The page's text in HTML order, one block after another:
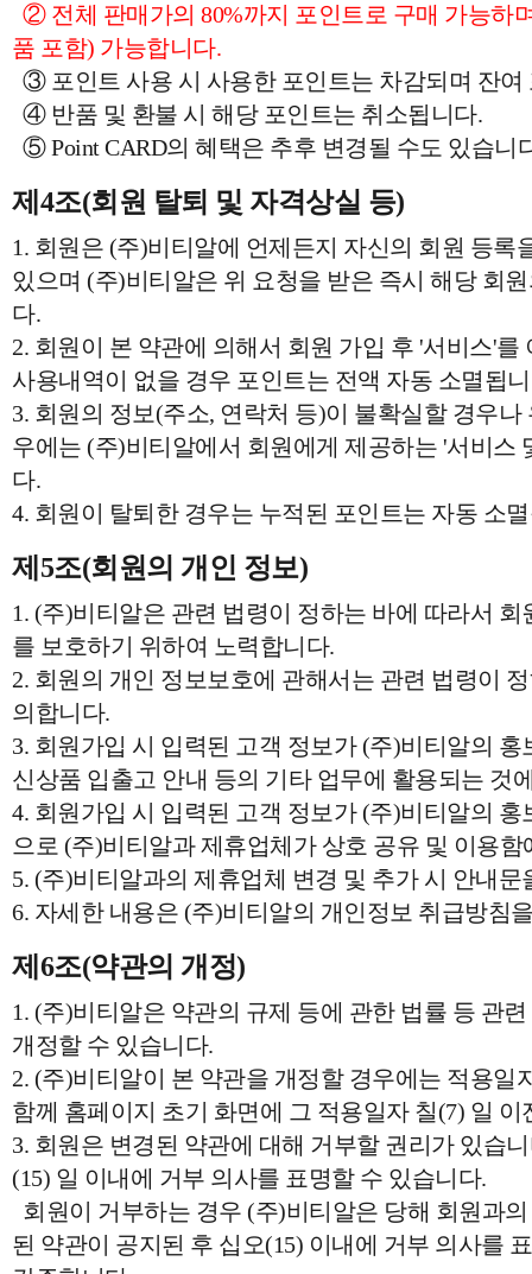
② 전체 판매가의 80%까지 포인트로 구매 가능하
품 포함) 가능합니다.
③ 포인트 사용 시 사용한 포인트는 차감되며 잔여
④ 반품 및 환불 시 해당 포인트는 취소됩니다.
⑤ Point CARD의 혜택은 추후 변경될 수도 있습니
제4조(회원 탈퇴 및 자격상실 등)
1. 회원은 (주)비티알에 언제든지 자신의 회원 등록
있으며 (주)비티알은 위 요청을 받은 즉시 해당 회
다.
2. 회원이 본 약관에 의해서 회원 가입 후 '서비스'
사용내역이 없을 경우 포인트는 전액 자동 소멸됩
3. 회원의 정보(주소, 연락처 등)이 불확실할 경우
우에는 (주)비티알에서 회원에게 제공하는 '서비스
다.
4. 회원이 탈퇴한 경우는 누적된 포인트는 자동 소
제5조(회원의 개인 정보)
1. (주)비티알은 관련 법령이 정하는 바에 따라서
를 보호하기 위하여 노력합니다.
2. 회원의 개인 정보보호에 관해서는 관련 법령이
의합니다.
3. 회원가입 시 입력된 고객 정보가 (주)비티알의 홍
신상품 입출고 안내 등의 기타 업무에 활용되는 것
4. 회원가입 시 입력된 고객 정보가 (주)비티알의
으로 (주)비티알과 제휴업체가 상호 공유 및 이용함
5. (주)비티알과의 제휴업체 변경 및 추가 시 안내
6. 자세한 내용은 (주)비티알의 개인정보 취급방침
제6조(약관의 개정)
1. (주)비티알은 약관의 규제 등에 관한 법률 등 관
개정할 수 있습니다.
2. (주)비티알이 본 약관을 개정할 경우에는 적용일
함께 홈페이지 초기 화면에 그 적용일자 칠(7) 일
3. 회원은 변경된 약관에 대해 거부할 권리가 있습
(15) 일 이내에 거부 의사를 표명할 수 있습니다.
회원이 거부하는 경우 (주)비티알은 당해 회원과
된 약관이 공지된 후 십오(15) 이내에 거부 의사를